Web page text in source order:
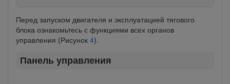
Перед запуском двигателя и эксплуатацией тягового
блока ознакомьтесь с функциями всех органов
управления (Рисунок 4).
Панель управления